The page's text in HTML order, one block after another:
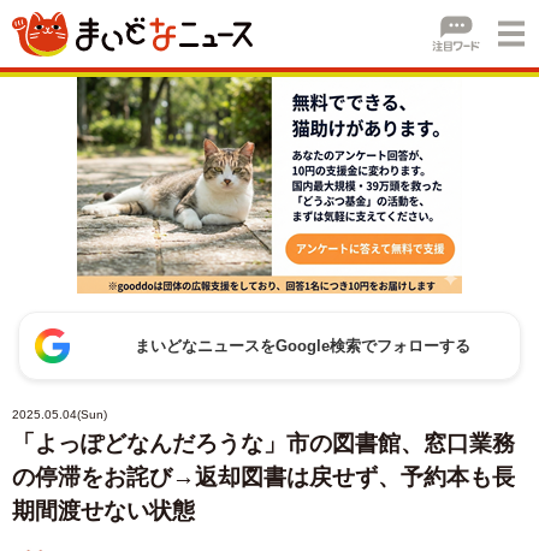
まいどなニュースをGoogle検索でフォローする
2025.05.04(Sun)
「よっぽどなんだろうな」市の図書館、窓口業務
の停滞をお詫び→返却図書は戻せず、予約本も長
期間渡せない状態